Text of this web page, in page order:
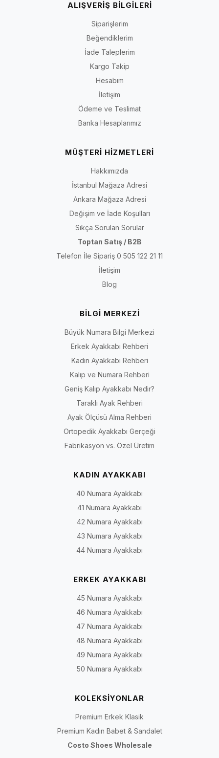
ALIŞVERİŞ BİLGİLERİ
Siparişlerim
Beğendiklerim
İade Taleplerim
Kargo Takip
Hesabım
İletişim
Ödeme ve Teslimat
Banka Hesaplarımız
MÜŞTERİ HİZMETLERİ
Hakkımızda
İstanbul Mağaza Adresi
Ankara Mağaza Adresi
Değişim ve İade Koşulları
Sıkça Sorulan Sorular
Toptan Satış / B2B
Telefon İle Sipariş 0 505 122 21 11
İletişim
Blog
BİLGİ MERKEZİ
Büyük Numara Bilgi Merkezi
Erkek Ayakkabı Rehberi
Kadın Ayakkabı Rehberi
Kalıp ve Numara Rehberi
Geniş Kalıp Ayakkabı Nedir?
Taraklı Ayak Rehberi
Ayak Ölçüsü Alma Rehberi
Ortopedik Ayakkabı Gerçeği
Fabrikasyon vs. Özel Üretim
KADIN AYAKKABI
40 Numara Ayakkabı
41 Numara Ayakkabı
42 Numara Ayakkabı
43 Numara Ayakkabı
44 Numara Ayakkabı
ERKEK AYAKKABI
45 Numara Ayakkabı
46 Numara Ayakkabı
47 Numara Ayakkabı
48 Numara Ayakkabı
49 Numara Ayakkabı
50 Numara Ayakkabı
KOLEKSİYONLAR
Premium Erkek Klasik
Premium Kadın Babet & Sandalet
Costo Shoes Wholesale